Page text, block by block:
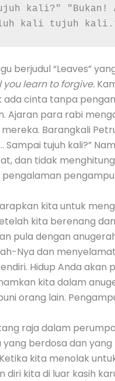
kali?" "Bukan!
kali tujuh
berjudul “Leaves”
learn to forgive.
ada cinta tanpa
Ajaran para rabi
Barangkali
Sampai tujuh kali?”
dan tidak
kita untuk
kita berenang
pula dengan
Nya dan
Hidup Anda
kita dalam
orang lain.
raja dalam
yang berdosa dan
kita menolak
diri kita di luar kasih